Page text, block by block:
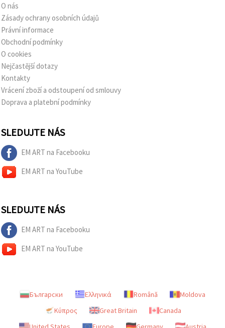
O nás
Zásady ochrany osobních údajů
Právní informace
Obchodní podmínky
O cookies
Nejčastější dotazy
Kontakty
Vrácení zboží a odstoupení od smlouvy
Doprava a platební podmínky
SLEDUJTE NÁS
EM ART na Facebooku
EM ART na YouTube
SLEDUJTE NÁS
EM ART na Facebooku
EM ART na YouTube
Български Ελληνικά Română
Moldova
Κύπρος
Great Britain
Canada